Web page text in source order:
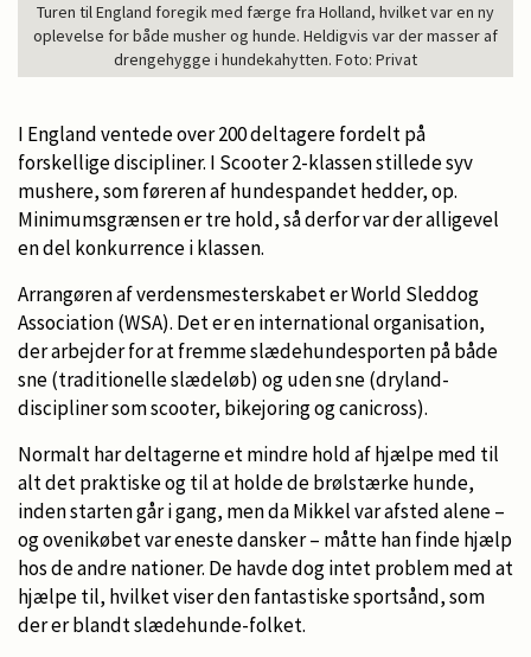
Turen til England foregik med færge fra Holland, hvilket var en ny
oplevelse for både musher og hunde. Heldigvis var der masser af
drengehygge i hundekahytten. Foto: Privat
I England ventede over 200 deltagere fordelt på
forskellige discipliner. I Scooter 2-klassen stillede syv
mushere, som føreren af hundespandet hedder, op.
Minimumsgrænsen er tre hold, så derfor var der alligevel
en del konkurrence i klassen.
Arrangøren af verdensmesterskabet er World Sleddog
Association (WSA). Det er en international organisation,
der arbejder for at fremme slædehundesporten på både
sne (traditionelle slædeløb) og uden sne (dryland-
discipliner som scooter, bikejoring og canicross).
Normalt har deltagerne et mindre hold af hjælpe med til
alt det praktiske og til at holde de brølstærke hunde,
inden starten går i gang, men da Mikkel var afsted alene –
og ovenikøbet var eneste dansker – måtte han finde hjælp
hos de andre nationer. De havde dog intet problem med at
hjælpe til, hvilket viser den fantastiske sportsånd, som
der er blandt slædehunde-folket.